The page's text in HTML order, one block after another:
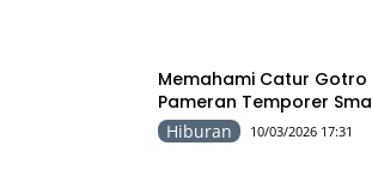
Memahami Catur
Pameran Temporer
Hiburan 10/03/2026 17:31